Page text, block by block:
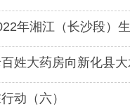
年湘江（长沙段）
姓大药房向新化县
动（六）